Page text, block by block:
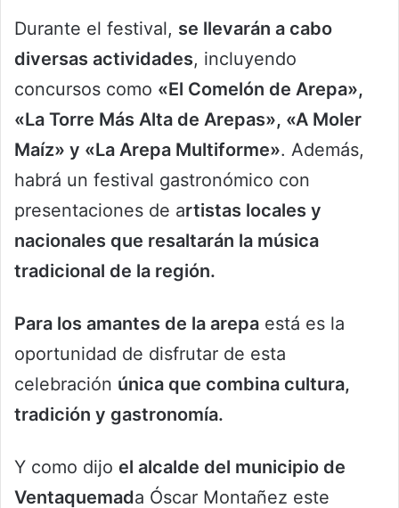
Durante el festival, se llevarán a cabo
diversas actividades, incluyendo
concursos como «El Comelón de Arepa»,
«La Torre Más Alta de Arepas», «A Moler
Maíz» y «La Arepa Multiforme». Además,
habrá un festival gastronómico con
presentaciones de artistas locales y
nacionales que resaltarán la música
tradicional de la región.
Para los amantes de la arepa está es la
oportunidad de disfrutar de esta
celebración única que combina cultura,
tradición y gastronomía.
Y como dijo el alcalde del municipio de
Ventaquemada Óscar Montañez este